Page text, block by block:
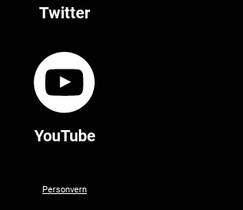
Twitter
YouTube
Personvern